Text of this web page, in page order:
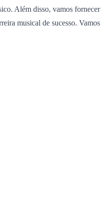
Além disso, vamos
musical de sucesso.